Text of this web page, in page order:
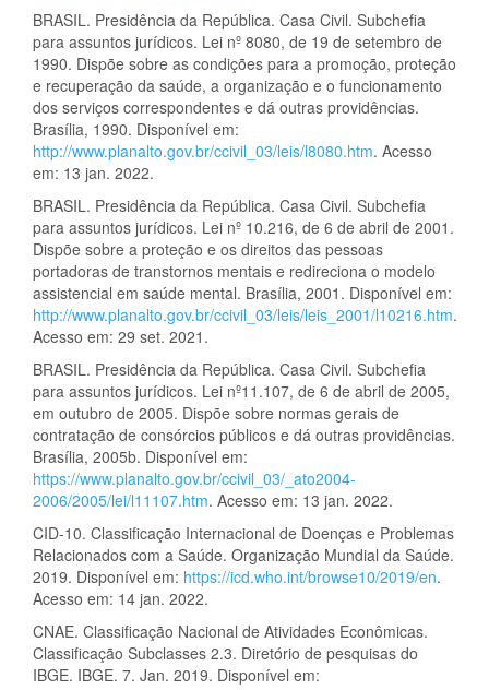
BRASIL. Presidência da República. Casa Civil. Subchefia
para assuntos jurídicos. Lei nº 8080, de 19 de setembro de
1990. Dispõe sobre as condições para a promoção, proteção
e recuperação da saúde, a organização e o funcionamento
dos serviços correspondentes e dá outras providências.
Brasília, 1990. Disponível em:
http://www.planalto.gov.br/ccivil_03/leis/l8080.htm. Acesso
em: 13 jan. 2022.
BRASIL. Presidência da República. Casa Civil. Subchefia
para assuntos jurídicos. Lei nº 10.216, de 6 de abril de 2001.
Dispõe sobre a proteção e os direitos das pessoas
portadoras de transtornos mentais e redireciona o modelo
assistencial em saúde mental. Brasília, 2001. Disponível em:
http://www.planalto.gov.br/ccivil_03/leis/leis_2001/l10216.htm.
Acesso em: 29 set. 2021.
BRASIL. Presidência da República. Casa Civil. Subchefia
para assuntos jurídicos. Lei nº11.107, de 6 de abril de 2005,
em outubro de 2005. Dispõe sobre normas gerais de
contratação de consórcios públicos e dá outras providências.
Brasília, 2005b. Disponível em:
https://www.planalto.gov.br/ccivil_03/_ato2004-
2006/2005/lei/l11107.htm. Acesso em: 13 jan. 2022.
CID-10. Classificação Internacional de Doenças e Problemas
Relacionados com a Saúde. Organização Mundial da Saúde.
2019. Disponível em: https://icd.who.int/browse10/2019/en.
Acesso em: 14 jan. 2022.
CNAE. Classificação Nacional de Atividades Econômicas.
Classificação Subclasses 2.3. Diretório de pesquisas do
IBGE. IBGE. 7. Jan. 2019. Disponível em: